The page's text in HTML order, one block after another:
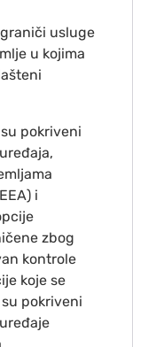
usluge
u kојima
pokriveni
i
zbog
kontrole
koje se
pokriveni